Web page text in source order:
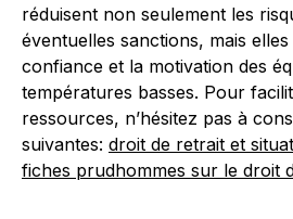
réduisent non seulement les
éventuelles sanctions, mais
confiance et la motivation des
températures basses. Pour
ressources, n’hésitez pas à
suivantes: droit de retrait et
fiches prudhommes sur le droit